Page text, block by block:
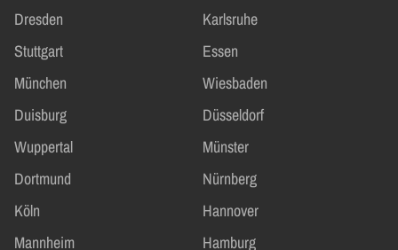
Dresden
Karlsruhe
Stuttgart
Essen
München
Wiesbaden
Duisburg
Düsseldorf
Wuppertal
Münster
Dortmund
Nürnberg
Köln
Hannover
Mannheim
Hamburg